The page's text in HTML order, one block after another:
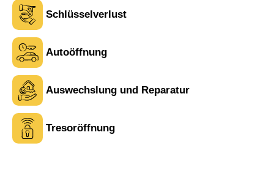
Schlüsselverlust
Autoöffnung
Auswechslung und Reparatur
Tresoröffnung
Sehr freundlich am Telefon und vor Ort. Die Türöffnung ging
Insgesamt aber ein guter und seriöser Service.
T